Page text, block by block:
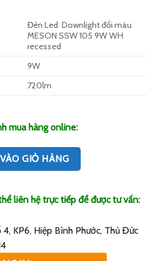
Đèn LedDownlight đổi màu
MESON SSW 105 9W WH
recessed
9W
720lm
mua hàng online:
GIỎ HÀNG
liên hệ trực tiếp để được tư vấn:
KP6, Hiệp Bình Phước, Thủ Đức